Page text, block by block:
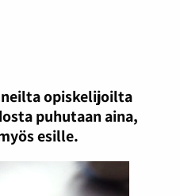
opiskelijoilta
puhutaan aina,
esille.